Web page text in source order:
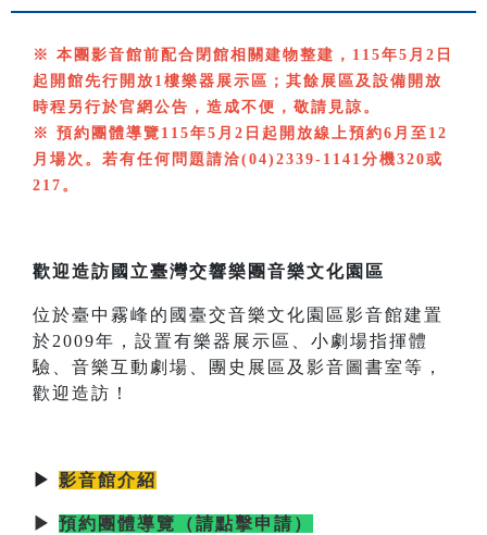
※ 本團影音館前配合閉館相關建物整建，115年5月2日
起開館先行開放1樓樂器展示區；其餘展區及設備開放
時程另行於官網公告，造成不便，敬請見諒。
※ 預約團體導覽115年5月2日起開放線上預約6月至12
月場次。若有任何問題請洽(04)2339-1141分機320或
217。
歡迎造訪國立臺灣交響樂團音樂文化園區
位於臺中霧峰的國臺交音樂文化園區影音館建置
於2009年，設置有樂器展示區、小劇場指揮體
驗、音樂互動劇場、團史展區及影音圖書室等，
歡迎造訪！
▶ 影音館介紹
▶ 預約團體導覽（請點擊申請）